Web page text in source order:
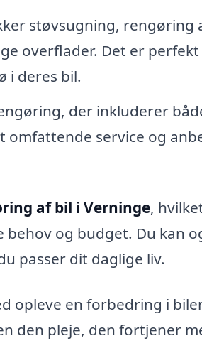
støvsugning, rengøring
overflader. Det er
i deres bil.
der inkluderer
service og
af bil i Verninge,
og budget. Du kan
passer dit daglige liv.
opleve en forbedring i
den pleje, den fortjener